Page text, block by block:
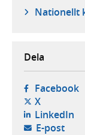
Nationellt
Dela
Facebook-
X- öppnas
LinkedIn-
E-post-